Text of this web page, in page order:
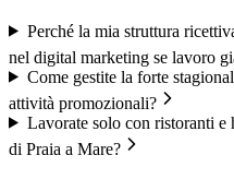
Perché la mia struttura
nel digital marketing se lavoro
Come gestite la forte
attività promozionali?
Lavorate solo con ristoranti
di Praia a Mare?